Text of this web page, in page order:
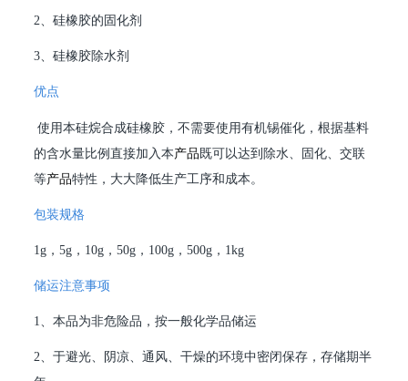
2、硅橡胶的固化剂
3、硅橡胶除水剂
优点
使用本硅烷合成硅橡胶，不需要使用有机锡催化，根据基料
的含水量比例直接加入本产品 既可以达到除水、固化、交联
等产品特性，大大降低生产工序和成本。
包装规格
1g，5g，10g，50g，100g，500g，1kg
储运注意事项
1、本品为非危险品，按一般化学品储运
2、于避光、阴凉、通风、干燥的环境中密闭保存，存储期半